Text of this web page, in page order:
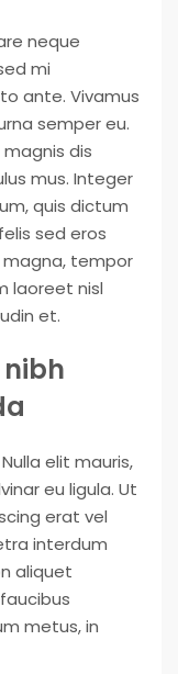
neque
mi
ante. Vivamus
semper eu.
dis
mus. Integer
quis dictum
sed eros
tempor
laoreet nisl
et.
elit mauris,
eu ligula. Ut
erat vel
interdum
aliquet
metus, in